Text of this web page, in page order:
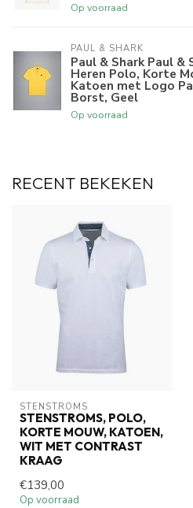
Op voorraad
PAUL & SHARK
Paul & Shark Paul &
Heren Polo, Korte
Katoen met Logo
Borst, Geel
Op voorraad
RECENT BEKEKEN
STENSTROMS
STENSTROMS, POLO,
KORTE MOUW, KATOEN,
WIT MET CONTRAST
KRAAG
€139,00
Op voorraad